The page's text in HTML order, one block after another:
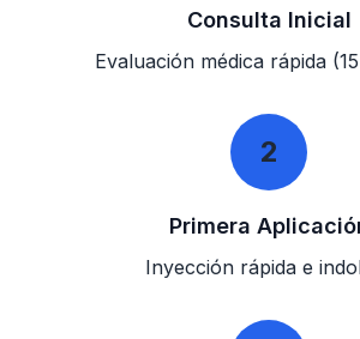
Consulta Inicial
Evaluación médica rápida
2
Primera
Inyección rápida e